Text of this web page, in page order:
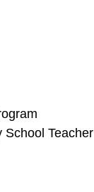
School Teacher